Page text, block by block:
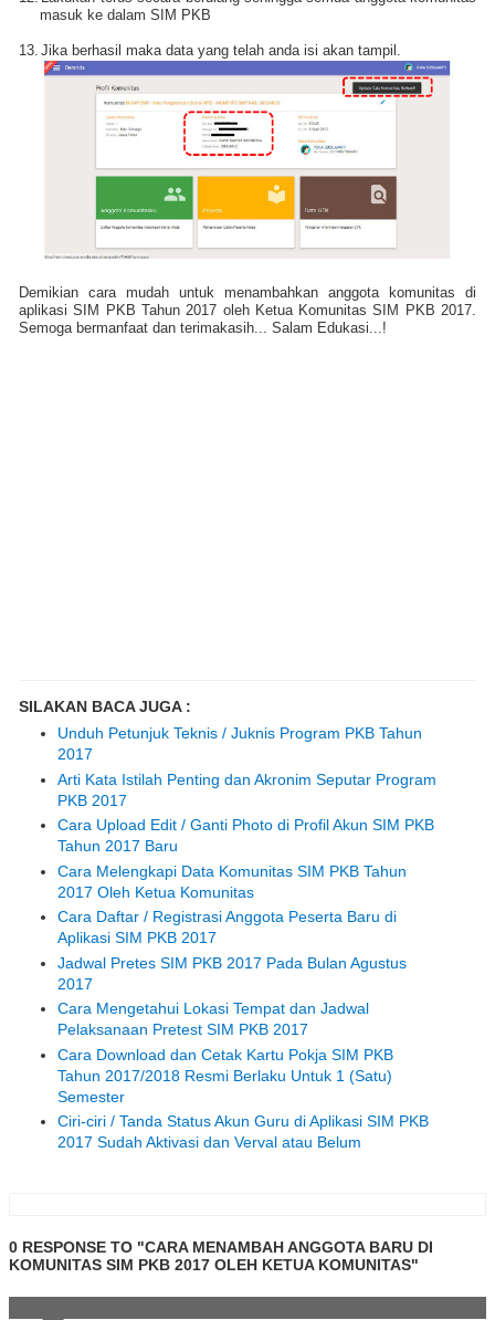
masuk ke dalam SIM PKB
13. Jika berhasil maka data yang telah anda isi akan tampil.
Demikian cara mudah untuk menambahkan anggota komunitas di
aplikasi SIM PKB Tahun 2017 oleh Ketua Komunitas SIM PKB 2017.
Semoga bermanfaat dan terimakasih... Salam Edukasi...!
SILAKAN BACA JUGA :
Unduh Petunjuk Teknis / Juknis Program PKB Tahun
2017
Arti Kata Istilah Penting dan Akronim Seputar Program
PKB 2017
Cara Upload Edit / Ganti Photo di Profil Akun SIM PKB
Tahun 2017 Baru
Cara Melengkapi Data Komunitas SIM PKB Tahun
2017 Oleh Ketua Komunitas
Cara Daftar / Registrasi Anggota Peserta Baru di
Aplikasi SIM PKB 2017
Jadwal Pretes SIM PKB 2017 Pada Bulan Agustus
2017
Cara Mengetahui Lokasi Tempat dan Jadwal
Pelaksanaan Pretest SIM PKB 2017
Cara Download dan Cetak Kartu Pokja SIM PKB
Tahun 2017/2018 Resmi Berlaku Untuk 1 (Satu)
Semester
Ciri-ciri / Tanda Status Akun Guru di Aplikasi SIM PKB
2017 Sudah Aktivasi dan Verval atau Belum
0 RESPONSE TO "CARA MENAMBAH ANGGOTA BARU DI
KOMUNITAS SIM PKB 2017 OLEH KETUA KOMUNITAS"